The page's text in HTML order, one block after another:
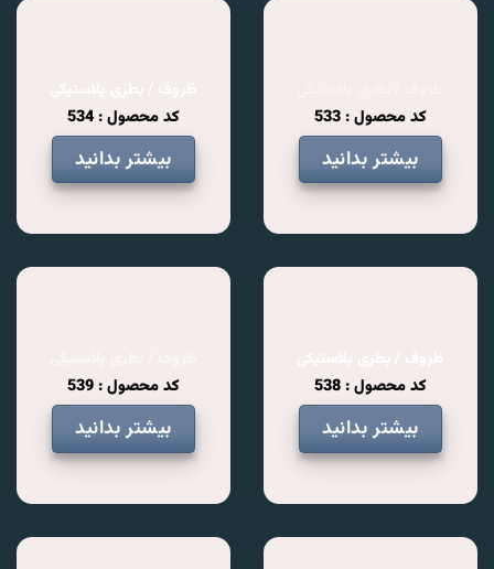
کد محصول : 533
بیشتر بدانید
کد محصول : 534
بیشتر بدانید
کد محصول : 538
بیشتر بدانید
کد محصول : 539
بیشتر بدانید